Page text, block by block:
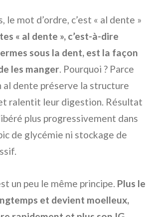
le mot d’ordre, c’est « al dente »
« al dente », c’est-à-dire
sous la dent, est la façon
les manger. Pourquoi ? Parce
al dente préserve la structure
ralentit leur digestion. Résultat
plus progressivement dans
de glycémie ni stockage de
un peu le même principe. Plus le
et devient moelleux,